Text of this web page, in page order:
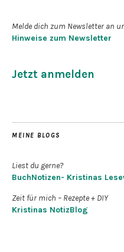
Melde dich zum Newsletter an
Hinweise zum Newsletter
Jetzt anmelden
MEINE BLOGS
Liest du gerne?
BuchNotizen- Kristinas
Zeit für mich – Rezepte + DIY
Kristinas NotizBlog